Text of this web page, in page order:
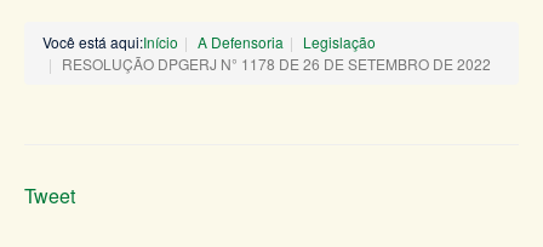
Você está aqui:Início A Defensoria
Legislação
RESOLUÇÃO DPGERJ N° 1178 DE 26 DE SETEMBRO DE 2022
Tweet